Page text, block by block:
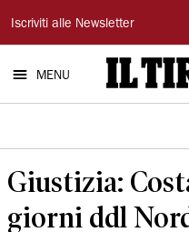
Il
Tirreno
Iscriviti alle Newsletter
MENU
Giustizia:
giorni ddl